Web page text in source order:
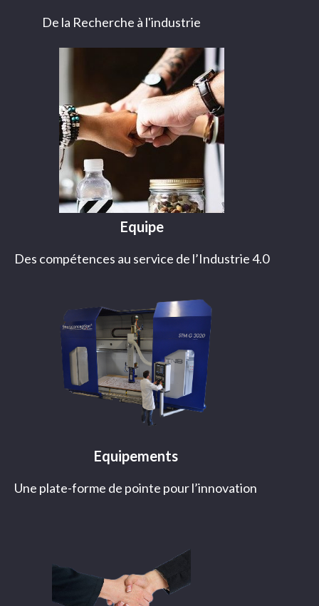
De la Recherche à l'industrie
Equipe
Des compétences au service de l’Industrie 4.0
Equipements
Une plate-forme de pointe pour l’innovation